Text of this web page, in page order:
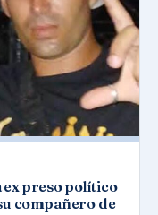
preso político
compañero de